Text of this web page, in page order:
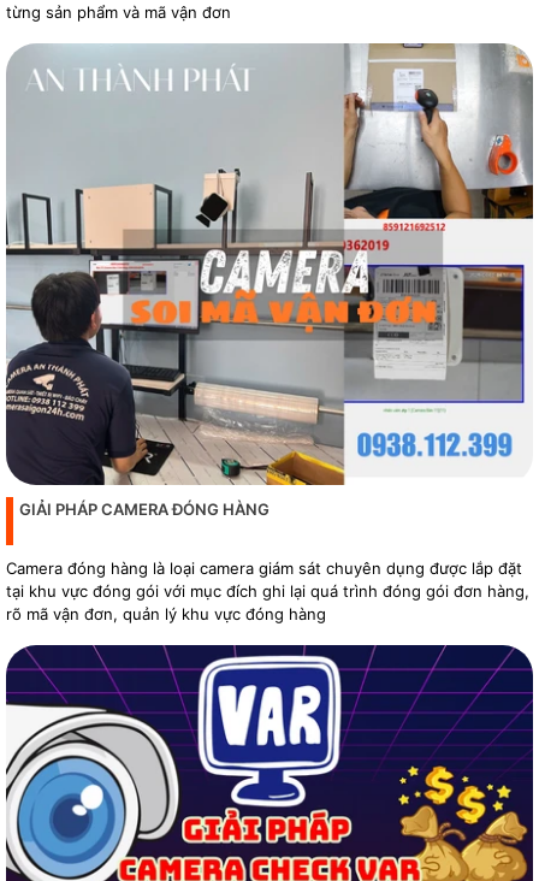
từng sản phẩm và mã vận đơn
GIẢI PHÁP CAMERA ĐÓNG HÀNG
Camera đóng hàng là loại camera giám sát chuyên dụng được lắp đặt
tại khu vực đóng gói với mục đích ghi lại quá trình đóng gói đơn hàng,
rõ mã vận đơn, quản lý khu vực đóng hàng